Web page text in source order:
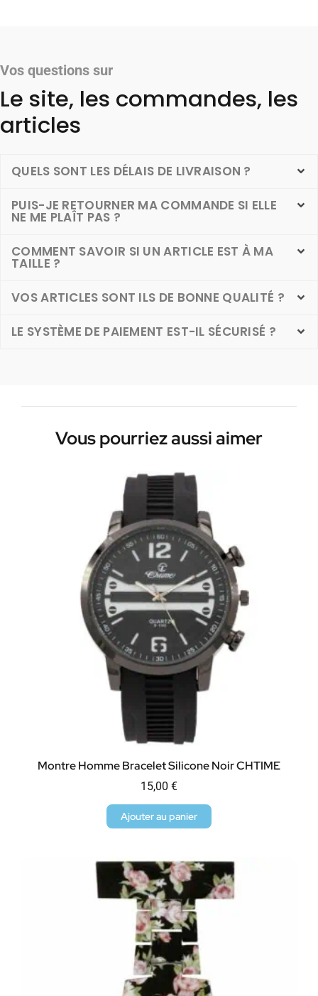
Vos questions sur
Le site, les commandes, les
articles
QUELS SONT LES DÉLAIS DE LIVRAISON ?
PUIS-JE RETOURNER MA COMMANDE SI ELLE
NE ME PLAÎT PAS ?
COMMENT SAVOIR SI UN ARTICLE EST À MA
TAILLE ?
VOS ARTICLES SONT ILS DE BONNE QUALITÉ ?
LE SYSTÈME DE PAIEMENT EST-IL SÉCURISÉ ?
Vous pourriez aussi aimer
Montre Homme Bracelet Silicone Noir CHTIME
15,00 €
Ajouter au panier